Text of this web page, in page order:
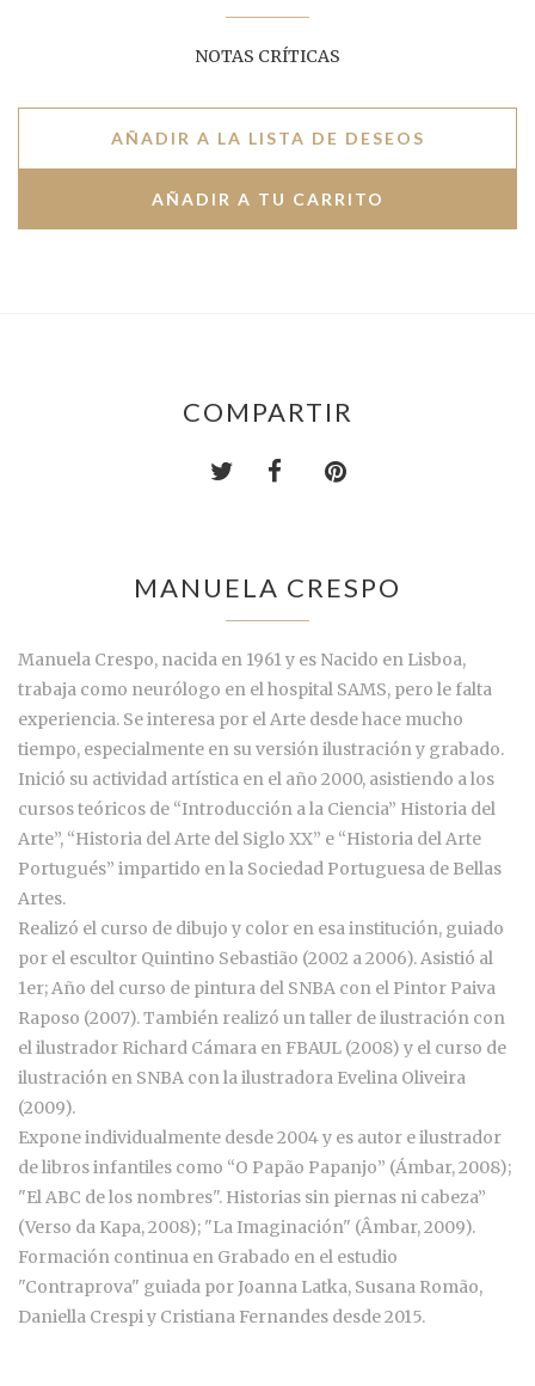
NOTAS CRÍTICAS
AÑADIR A LA LISTA DE DESEOS
COMPARTIR
MANUELA CRESPO
Manuela Crespo, nacida en 1961 y es Nacido en Lisboa,
trabaja como neurólogo en el hospital SAMS, pero le falta
experiencia. Se interesa por el Arte desde hace mucho
tiempo, especialmente en su versión ilustración y grabado.
Inició su actividad artística en el año 2000, asistiendo a los
cursos teóricos de “Introducción a la Ciencia” Historia del
Arte”, “Historia del Arte del Siglo XX” e “Historia del Arte
Portugués” impartido en la Sociedad Portuguesa de Bellas
Artes.
Realizó el curso de dibujo y color en esa institución, guiado
por el escultor Quintino Sebastião (2002 a 2006). Asistió al
1er; Año del curso de pintura del SNBA con el Pintor Paiva
Raposo (2007). También realizó un taller de ilustración con
el ilustrador Richard Cámara en FBAUL (2008) y el curso de
ilustración en SNBA con la ilustradora Evelina Oliveira
(2009).
Expone individualmente desde 2004 y es autor e ilustrador
de libros infantiles como “O Papão Papanjo” (Ámbar, 2008);
"El ABC de los nombres". Historias sin piernas ni cabeza”
(Verso da Kapa, 2008); "La Imaginación" (Âmbar, 2009).
Formación continua en Grabado en el estudio
"Contraprova" guiada por Joanna Latka, Susana Romão,
Daniella Crespi y Cristiana Fernandes desde 2015.